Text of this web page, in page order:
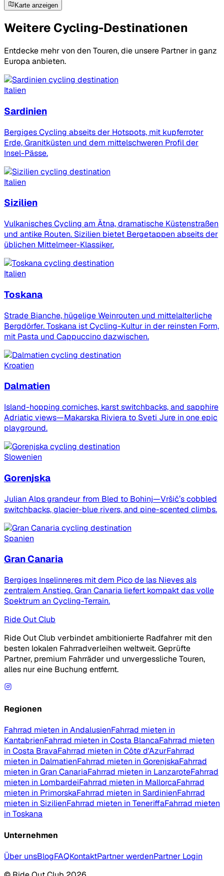
Karte anzeigen
Weitere Cycling-Destinationen
Entdecke mehr von den Touren, die unsere Partner in ganz
Europa anbieten.
Italien
Sardinien
Bergiges Cycling abseits der Hotspots, mit kupferroter
Erde, Granitküsten und dem mittelschweren Profil der
Insel-Pässe.
Italien
Sizilien
Vulkanisches Cycling am Ätna, dramatische Küstenstraßen
und antike Routen. Sizilien bietet Bergetappen abseits der
üblichen Mittelmeer-Klassiker.
Italien
Toskana
Strade Bianche, hügelige Weinrouten und mittelalterliche
Bergdörfer. Toskana ist Cycling-Kultur in der reinsten Form,
mit Pasta und Cappuccino dazwischen.
Kroatien
Dalmatien
Island-hopping corniches, karst switchbacks, and sapphire
Adriatic views—Makarska Riviera to Sveti Jure in one epic
playground.
Slowenien
Gorenjska
Julian Alps grandeur from Bled to Bohinj—Vršič’s cobbled
switchbacks, glacier-blue rivers, and pine-scented climbs.
Spanien
Gran Canaria
Bergiges Inselinneres mit dem Pico de las Nieves als
zentralem Anstieg. Gran Canaria liefert kompakt das volle
Spektrum an Cycling-Terrain.
Ride Out Club
Ride Out Club verbindet ambitionierte Radfahrer mit den
besten lokalen Fahrradverleihen weltweit. Geprüfte
Partner, premium Fahrräder und unvergessliche Touren,
alles nur eine Buchung entfernt.
Regionen
Fahrrad mieten in AndalusienFahrrad mieten in
KantabrienFahrrad mieten in Costa BlancaFahrrad mieten
in Costa BravaFahrrad mieten in Côte d'AzurFahrrad
mieten in DalmatienFahrrad mieten in GorenjskaFahrrad
mieten in Gran CanariaFahrrad mieten in LanzaroteFahrrad
mieten in LombardeiFahrrad mieten in MallorcaFahrrad
mieten in PrimorskaFahrrad mieten in SardinienFahrrad
mieten in SizilienFahrrad mieten in TeneriffaFahrrad mieten
in Toskana
Unternehmen
Über unsBlogFAQKontaktPartner werdenPartner Login